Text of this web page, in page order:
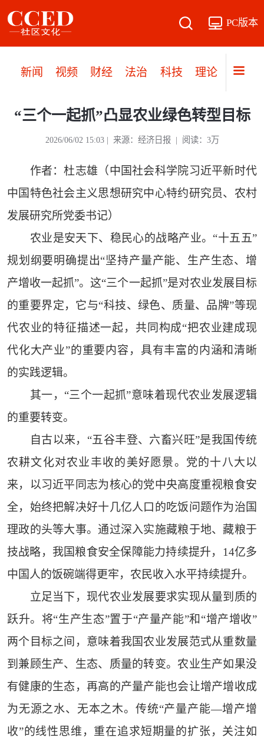
PC版本
新闻 视频 财经 法治 科技 理论 党建
“三个一起抓”凸显农业绿色转型目标
2026/06/02 15:03 | 来源：经济日报 | 阅读：3万
作者：杜志雄（中国社会科学院习近平新时代
中国特色社会主义思想研究中心特约研究员、农村
发展研究所党委书记）
农业是安天下、稳民心的战略产业。“十五五”
规划纲要明确提出“坚持产量产能、生产生态、增
产增收一起抓”。这“三个一起抓”是对农业发展目标
的重要界定，它与“科技、绿色、质量、品牌”等现
代农业的特征描述一起，共同构成“把农业建成现
代化大产业”的重要内容，具有丰富的内涵和清晰
的实践逻辑。
其一，“三个一起抓”意味着现代农业发展逻辑
的重要转变。
自古以来，“五谷丰登、六畜兴旺”是我国传统
农耕文化对农业丰收的美好愿景。党的十八大以
来，以习近平同志为核心的党中央高度重视粮食安
全，始终把解决好十几亿人口的吃饭问题作为治国
理政的头等大事。通过深入实施藏粮于地、藏粮于
技战略，我国粮食安全保障能力持续提升，14亿多
中国人的饭碗端得更牢，农民收入水平持续提升。
立足当下，现代农业发展要求实现从量到质的
跃升。将“生产生态”置于“产量产能”和“增产增收”
两个目标之间，意味着我国农业发展范式从重数量
到兼顾生产、生态、质量的转变。农业生产如果没
有健康的生态，再高的产量产能也会让增产增收成
为无源之水、无本之木。传统“产量产能—增产增
收”的线性思维，重在追求短期量的扩张，关注如